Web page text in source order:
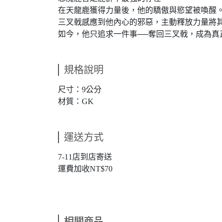
在天龍鹿獲得力量後，他的驕傲與慾望被喚醒。
三叉戟感應到他內心的邪惡，主動釋放力量將
如今，他只追求一件事──奪回三叉戟，成為真
規格說明
尺寸：9公分
材質：GK
運送方式
7-11店到店寄送
運費加收NT$70